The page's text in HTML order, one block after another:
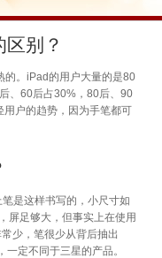
区别？
的。iPad的用户大量的是80
、60后占30%，80后、90
户的趋势，因为手笔都可
是这样书写的，小尺寸如
屏足够大，但事实上在使用
少，笔很少从背后抽出
定不同于三星的产品。